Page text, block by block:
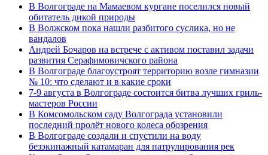
В Волгограде на Мамаевом кургане поселился новый
обитатель дикой природы
В Волжском пока нашли разбитого суслика, но не
вандалов
Андрей Бочаров на встрече с активом поставил задачи
развития Серафимовичского района
В Волгограде благоустроят территорию возле гимназии
№ 10: что сделают и в какие сроки
7-9 августа в Волгограде состоится битва лучших гриль-
мастеров России
В Комсомольском саду Волгограда установили
последний пролёт нового колеса обозрения
В Волгограде создали и спустили на воду
безэкипажный катамаран для патрулирования рек